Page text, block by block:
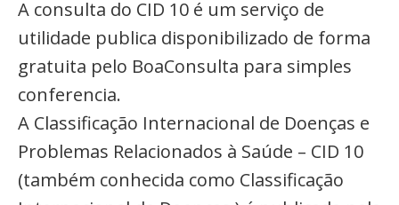
A consulta do CID 10 é um serviço de
utilidade publica disponibilizado de forma
gratuita pelo BoaConsulta para simples
conferencia.
A Classificação Internacional de Doenças e
Problemas Relacionados à Saúde – CID 10
(também conhecida como Classificação